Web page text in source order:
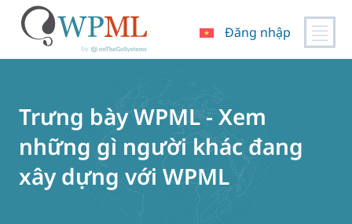
Đăng nhập
Trưng bày WPML - Xem
những gì người khác đang
xây dựng với WPML